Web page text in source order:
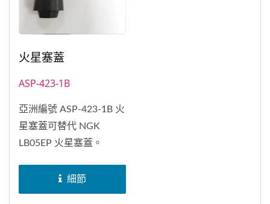
火星塞蓋
ASP-423-1B
亞洲編號 ASP-423-1B 火
星塞蓋可替代 NGK
LB05EP 火星塞蓋。
細節